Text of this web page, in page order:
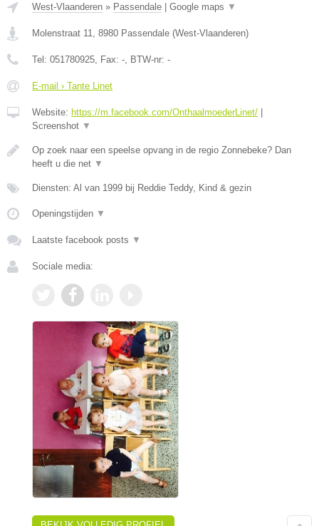
West-Vlaanderen » Passendale | Google maps ▼
Molenstraat 11 8980 Passendale (West-Vlaanderen)
Tel: 051780925 , Fax: - , BTW-nr: -
E-mail › Tante Linet
Website: https://m.facebook.com/OnthaalmoederLinet/ |
Screenshot ▼
Op zoek naar een speelse opvang in de regio Zonnebeke? Dan
heeft u die net ▼
Diensten: Al van 1999 bij Reddie Teddy, Kind & gezin
Openingstijden ▼
Laatste facebook posts ▼
Sociale media: